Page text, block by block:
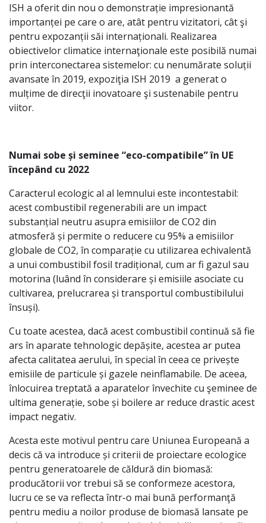
ISH a oferit din nou o demonstrație impresionantă
importanței pe care o are, atât pentru vizitatori, cât şi
pentru expozanții săi internaționali. Realizarea
obiectivelor climatice internaţionale este posibilă numai
prin interconectarea sistemelor: cu nenumărate soluții
avansate în 2019, expoziţia ISH 2019 a generat o
mulțime de direcţii inovatoare şi sustenabile pentru
viitor.
Numai sobe și seminee “eco-compatibile” în UE
începând cu 2022
Caracterul ecologic al al lemnului este incontestabil:
acest combustibil regenerabili are un impact
substanțial neutru asupra emisiilor de CO2 din
atmosferă și permite o reducere cu 95% a emisiilor
globale de CO2, în comparație cu utilizarea echivalentă
a unui combustibil fosil tradițional, cum ar fi gazul sau
motorina (luând în considerare și emisiile asociate cu
cultivarea, prelucrarea și transportul combustibilului
însuși).
Cu toate acestea, dacă acest combustibil continuă să fie
ars în aparate tehnologic depășite, acestea ar putea
afecta calitatea aerului, în special în ceea ce privește
emisiile de particule și gazele neinflamabile. De aceea,
înlocuirea treptată a aparatelor învechite cu şeminee de
ultima generație, sobe și boilere ar reduce drastic acest
impact negativ.
Acesta este motivul pentru care Uniunea Europeană a
decis că va introduce și criterii de proiectare ecologice
pentru generatoarele de căldură din biomasă:
producătorii vor trebui să se conformeze acestora,
lucru ce se va reflecta într-o mai bună performanţă
pentru mediu a noilor produse de biomasă lansate pe